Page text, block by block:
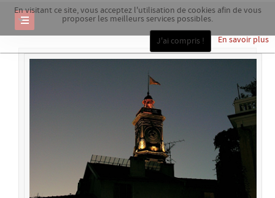
En visitant ce site, vous acceptez l'utilisation de cookies afin de vous
proposer les meilleurs services possibles.
En savoir plus
J'ai compris !